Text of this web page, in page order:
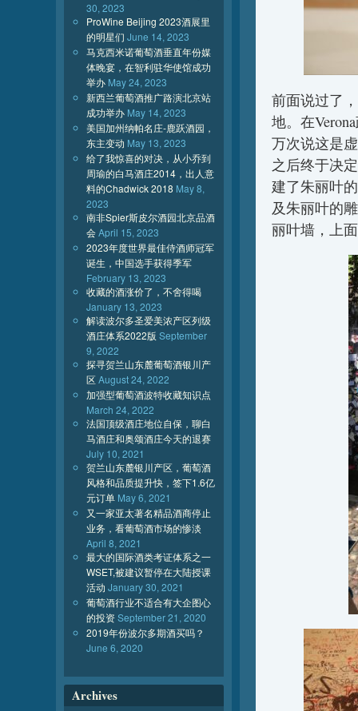
前面说过了
地。在
万次说这是
之后终于决
建了朱丽叶
及朱丽叶的
丽叶墙，上
30, 2023
ProWine Beijing 2023酒展里
的明星们 June 14, 2023
马克西米诺葡萄酒垂直年份媒
体晚宴，在智利驻华使馆成功
举办 May 24, 2023
新西兰葡萄酒推广路演北京站
成功举办 May 14, 2023
美国加州纳帕名庄-鹿跃酒园，
东主变动 May 13, 2023
给了我惊喜的对决，从小乔到
周瑜的白马酒庄2014，出人意
料的Chadwick 2018 May 8,
2023
南非Spier斯皮尔酒园北京品酒
会April 15, 2023
2023年度世界最佳侍酒师冠军
诞生，中国选手获得季军
February 13, 2023
收藏的酒涨价了，不舍得喝
January 13, 2023
解读波尔多圣爱美浓产区列级
酒庄体系2022版 September
9, 2022
探寻贺兰山东麓葡萄酒银川产
区August 24, 2022
加强型葡萄酒波特收藏知识点
March 24, 2022
法国顶级酒庄地位自保，聊白
马酒庄和奥颂酒庄今天的退赛
July 10, 2021
贺兰山东麓银川产区，葡萄酒
风格和品质提升快，签下1.6亿
元订单 May 6, 2021
又一家亚太著名精品酒商停止
业务，看葡萄酒市场的惨淡
April 8, 2021
最大的国际酒类考证体系之一
WSET,被建议暂停在大陆授课
活动 January 30, 2021
葡萄酒行业不适合有大企图心
的投资September 21, 2020
2019年份波尔多期酒买吗？
June 6, 2020
Archives